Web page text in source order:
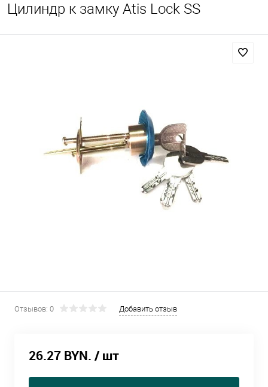
Цилиндр к замку Atis Lock SS
Отзывов: 0 Добавить отзыв
26.27 BYN. / шт